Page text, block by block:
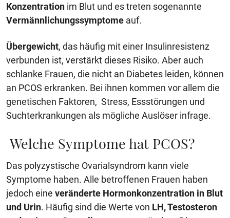
Konzentration im Blut und es treten sogenannte
Vermännlichungssymptome auf.
Übergewicht, das häufig mit einer Insulinresistenz
verbunden ist, verstärkt dieses Risiko. Aber auch
schlanke Frauen, die nicht an Diabetes leiden, können
an PCOS erkranken. Bei ihnen kommen vor allem die
genetischen Faktoren, Stress, Essstörungen und
Suchterkrankungen als mögliche Auslöser infrage.
Welche Symptome hat PCOS?
Das polyzystische Ovarialsyndrom kann viele
Symptome haben. Alle betroffenen Frauen haben
jedoch eine veränderte Hormonkonzentration in Blut
und Urin. Häufig sind die Werte von LH, Testosteron